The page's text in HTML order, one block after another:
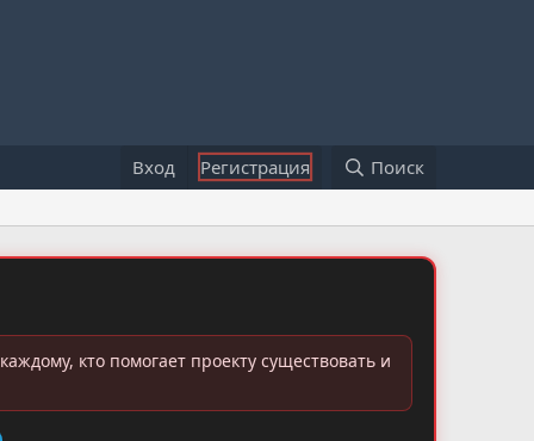
Вход Регистрация Поиск
кто помогает проекту существовать и